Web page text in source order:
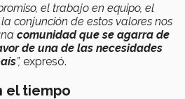
el trabajo en equipo, el
conjunción de estos valores nos
comunidad que se agarra de
de una de las necesidades
”, expresó.
el tiempo